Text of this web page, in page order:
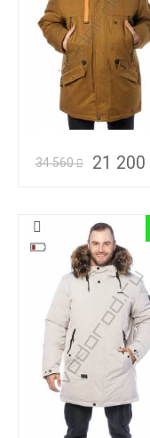
34 560 21 200